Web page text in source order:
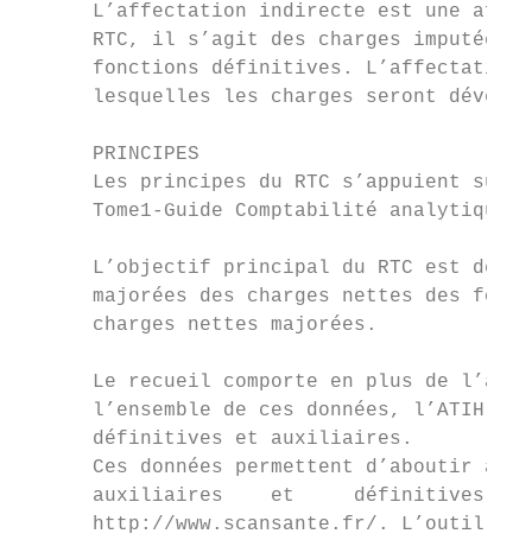
L’affectation indirecte est une
RTC, il s’agit des charges imputées
fonctions définitives.
lesquelles les charges seront
      PRINCIPES
Les principes du RTC s’appuient sur
Tome1-Guide Comptabilité analytique
L’objectif principal du RTC est de
majorées des charges nettes des
      charges nettes majorées.
Le recueil comporte en plus de
l’ensemble de ces données, l’ATIH
      définitives et auxiliaires.
Ces données permettent d’aboutir à
auxiliaires    et     définitives.
http://www.scansante.fr/. L’outil